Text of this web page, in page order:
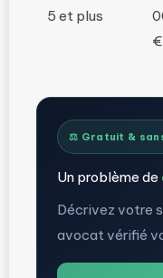
5 et plus
€
⚖️ Gratuit &
Un problème de
Décrivez votre
avocat vérifié